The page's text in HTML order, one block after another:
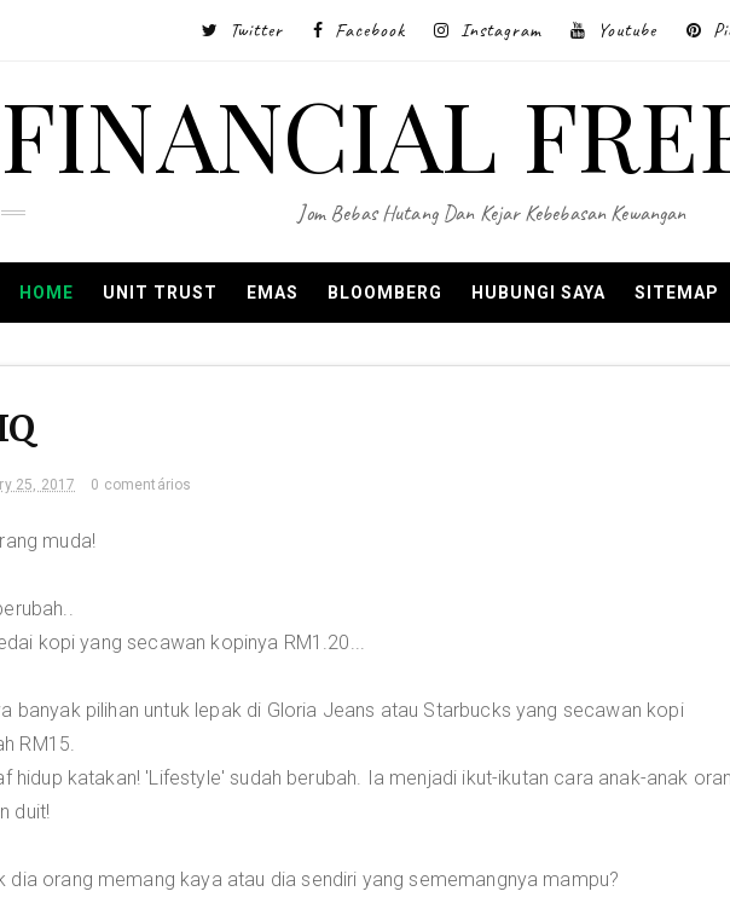
Twitter Facebook Instagram Youtube
FINANCIAL
Jom Bebas Hutang Dan Kejar Kebebasan Kewangan
HOME UNIT TRUST EMAS BLOOMBERG HUBUNGI SAYA SITEMAP
25, 2017 0 comentários
muda!
kopi yang secawan kopinya RM1.20...
banyak pilihan untuk lepak di Gloria Jeans atau Starbucks yang secawan kopi
RM15.
hidup katakan! 'Lifestyle' sudah berubah. Ia menjadi ikut-ikutan cara anak-anak
duit!
dia orang memang kaya atau dia sendiri yang sememangnya mampu?